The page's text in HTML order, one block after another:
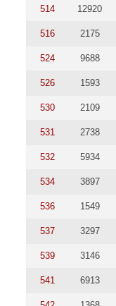
514 12920
516 2175
524 9688
526 1593
530 2109
531 2738
532 5934
534 3897
536 1549
537 3297
539 3146
541 6913